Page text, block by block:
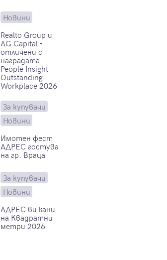
Новини
Realto Group и
AG Capital -
отличени с
наградата
People Insight
Outstanding
Workplace 2026
За купувачи
Новини
Имотен фест
АДРЕС гостува
на гр. Враца
За купувачи
Новини
АДРЕС ви кани
на Квадратни
метри 2026